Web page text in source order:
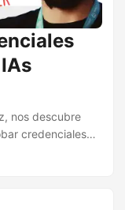
nos descubre
credenciales
inteligencias
credenciales de